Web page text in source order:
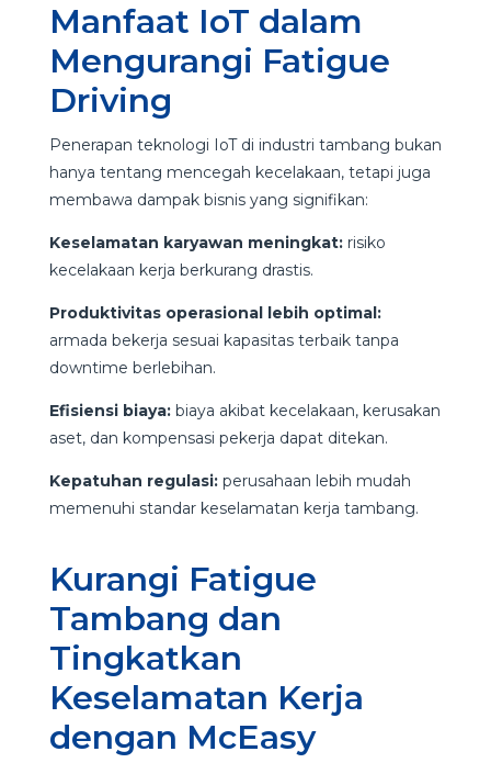
Manfaat IoT dalam
Mengurangi Fatigue
Driving
Penerapan teknologi IoT di industri tambang bukan
hanya tentang mencegah kecelakaan, tetapi juga
membawa dampak bisnis yang signifikan:
Keselamatan karyawan meningkat:risiko
kecelakaan kerja berkurang drastis.
Produktivitas operasional lebih optimal:
armada bekerja sesuai kapasitas terbaik tanpa
downtime berlebihan.
Efisiensi biaya:biaya akibat kecelakaan, kerusakan
aset, dan kompensasi pekerja dapat ditekan.
Kepatuhan regulasi:perusahaan lebih mudah
memenuhi standar keselamatan kerja tambang.
Kurangi Fatigue
Tambang dan
Tingkatkan
Keselamatan Kerja
dengan McEasy